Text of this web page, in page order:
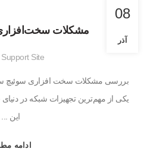
08
آذر
مشکلات
Support Site
بررسی مشکلات سخت افزاری سوئیچ
یکی از مهم‌ترین تجهیزات شبکه در
این ...
ادامه